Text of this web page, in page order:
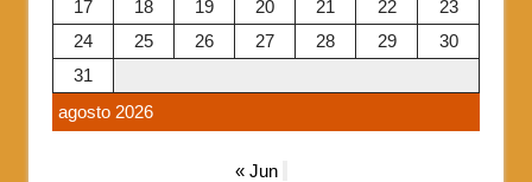
agosto 2026
17
18 19 20 21 22
23
24
25 26 27 28 29
30
31
« Jun